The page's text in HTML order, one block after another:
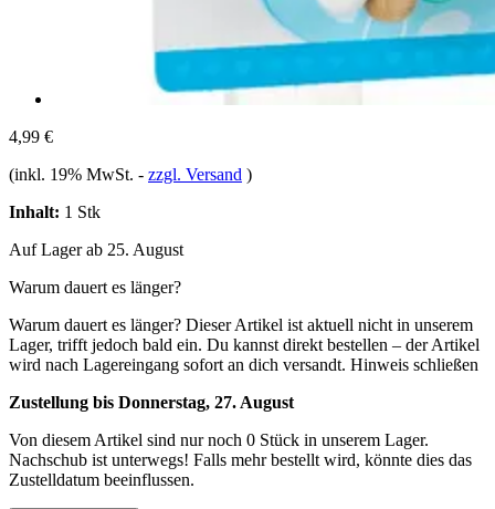
4,99 €
(inkl. 19% MwSt. - zzgl. Versand )
Inhalt: 1 Stk
Auf Lager ab 25. August
Warum dauert es länger?
Warum dauert es länger? Dieser Artikel ist aktuell nicht in unserem
Lager, trifft jedoch bald ein. Du kannst direkt bestellen – der Artikel
wird nach Lagereingang sofort an dich versandt. Hinweis schließen
Zustellung bis Donnerstag, 27. August
Von diesem Artikel sind nur noch 0 Stück in unserem Lager.
Nachschub ist unterwegs! Falls mehr bestellt wird, könnte dies das
Zustelldatum beeinflussen.